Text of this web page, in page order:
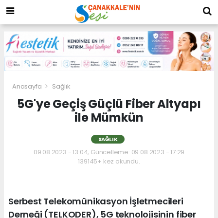
Anasayfa Sağlık
5G'ye Geçiş Güçlü Fiber Altyapı
ile Mümkün
SAĞLIK
09.08.2023 - 13:04, Güncelleme: 09.08.2023 - 17:29
139145+ kez okundu.
Serbest Telekomünikasyon İşletmecileri
Derneği (TELKODER), 5G teknolojisinin fiber